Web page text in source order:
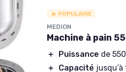
🔥 POPULAIRE
MEDION
Machine à pain
＋ Puissance de
＋
Capacité jusqu’à